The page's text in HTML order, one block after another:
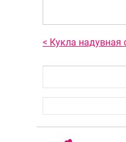
< Кукла надувная